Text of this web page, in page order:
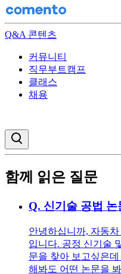
Q&A 콘텐츠
커뮤니티
직무부트캠프
클래스
채용
함께 읽은 질문
Q. 신기술 공법 논
안녕하십니까, 자동
입니다. 공정 신기술
문을 찾아 보고싶은
해봐도 어떤 논문을